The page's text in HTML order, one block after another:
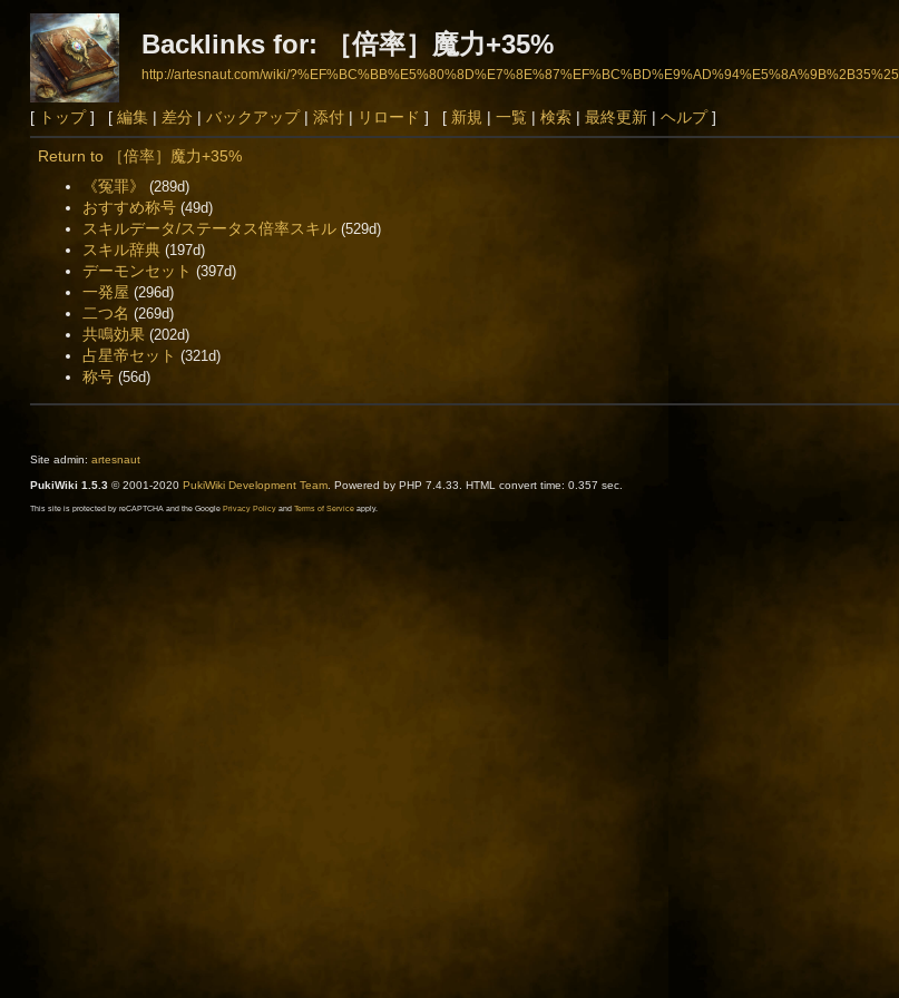
Backlinks for: ［倍率］魔力+35%
http://artesnaut.com/wiki/?%EF%BC%BB%E5%80%8D%E7%8E%87%EF%BC%BD%E9%AD%94%E5%8A%9B%2B35%25
[ トップ] [ 編集| 差分| バックアップ| 添付| リロード ] [ 新規 | 一覧 | 検索| 最終更新| ヘルプ]
Return to ［倍率］魔力+35%
《冤罪》
(289d)
おすすめ称号 (49d)
スキルデータ/ステータス倍率スキル (529d)
スキル辞典 (197d)
デーモンセット (397d)
一発屋 (296d)
二つ名 (269d)
共鳴効果 (202d)
占星帝セット (321d)
称号 (56d)
Site admin: artesnaut
PukiWiki 1.5.3© 2001-2020 PukiWiki Development Team. Powered by PHP 7.4.33. HTML convert time: 0.357 sec.
This site is protected by reCAPTCHA and the Google Privacy Policyand Terms of Serviceapply.